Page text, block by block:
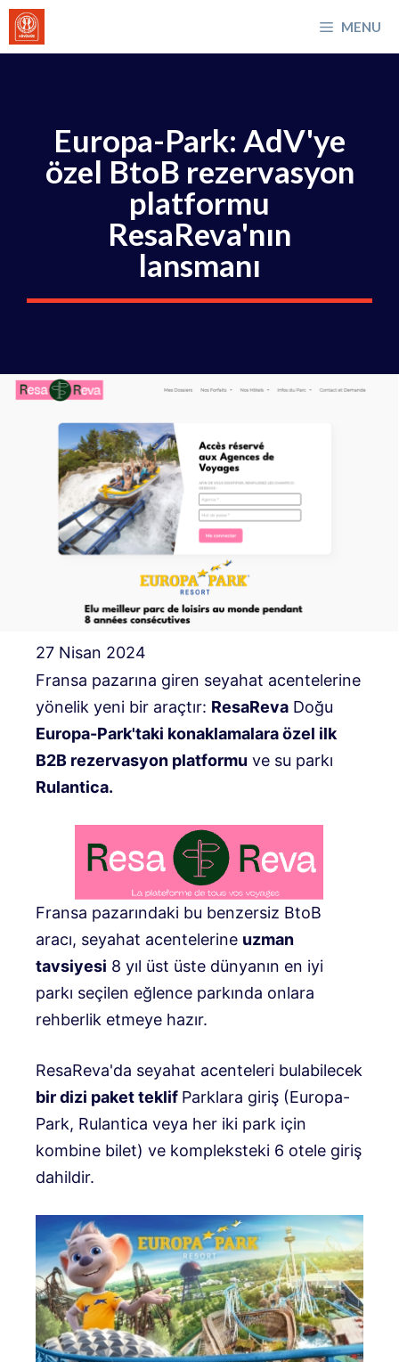
İçeriğe
atla
MENU
Europa-Park: AdV'ye
özel BtoB rezervasyon
platformu
ResaReva'nın
lansmanı
27 Nisan 2024
Fransa pazarına giren seyahat acentelerine
yönelik yeni bir araçtır: ResaReva Doğu
Europa-Park'taki konaklamalara özel ilk
B2B rezervasyon platformu ve su parkı
Rulantica.
Fransa pazarındaki bu benzersiz BtoB
aracı, seyahat acentelerine uzman
tavsiyesi 8 yıl üst üste dünyanın en iyi
parkı seçilen eğlence parkında onlara
rehberlik etmeye hazır.
ResaReva'da seyahat acenteleri bulabilecek
bir dizi paket teklif Parklara giriş (Europa-
Park, Rulantica veya her iki park için
kombine bilet) ve kompleksteki 6 otele giriş
dahildir.